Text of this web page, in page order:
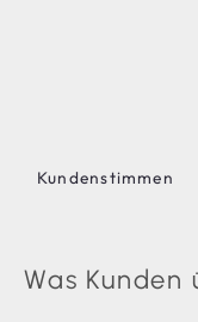
Was Kunden
Kundenstimmen